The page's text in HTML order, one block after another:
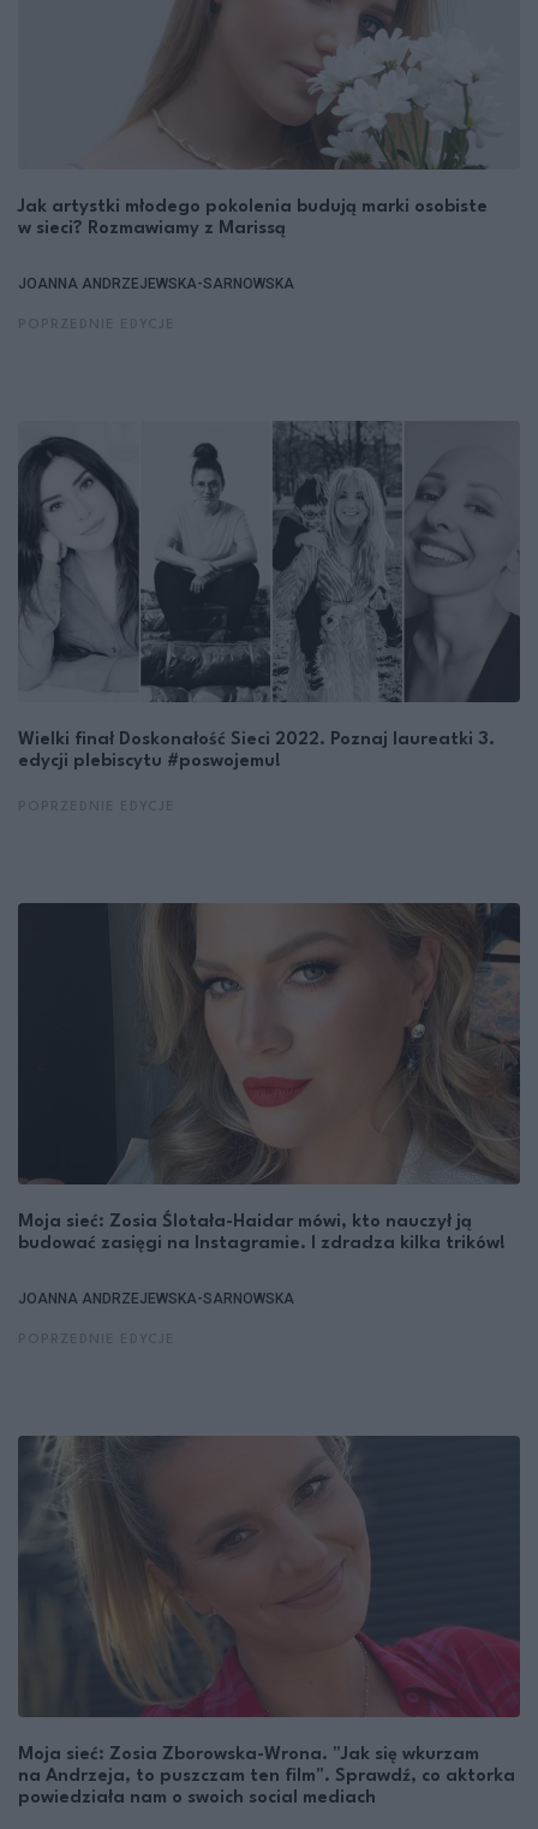
Jak artystki młodego pokolenia budują marki osobiste
w sieci? Rozmawiamy z Marissą
JOANNA ANDRZEJEWSKA-SARNOWSKA
Wielki finał Doskonałość Sieci 2022. Poznaj laureatki 3.
edycji plebiscytu #poswojemu!
Moja sieć: Zosia Ślotała-Haidar mówi, kto nauczył ją
budować zasięgi na Instagramie. I zdradza kilka trików!
JOANNA ANDRZEJEWSKA-SARNOWSKA
Moja sieć: Zosia Zborowska-Wrona. "Jak się wkurzam
na Andrzeja, to puszczam ten film". Sprawdź, co aktorka
powiedziała nam o swoich social mediach